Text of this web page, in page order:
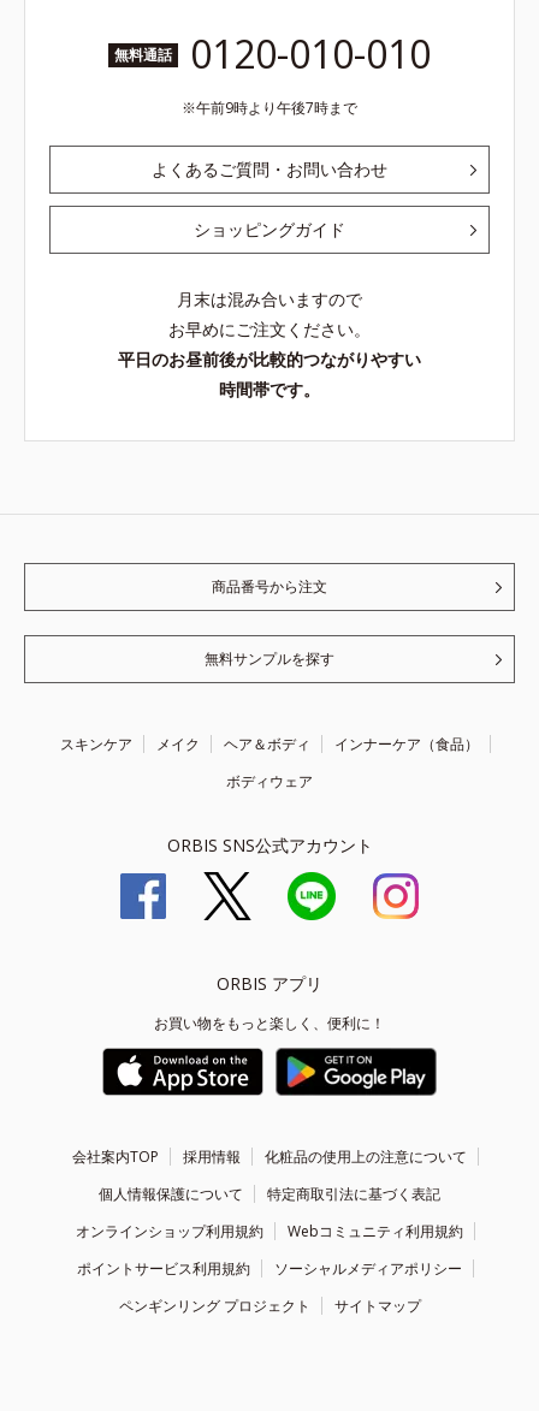
無料通話 0120-010-010
午前9時より午後7時まで
よくあるご質問・お問い合わせ
ショッピングガイド
月末は混み合いますので
お早めにご注文ください。
平日のお昼前後が比較的つながりやすい
時間帯です。
商品番号から注文
無料サンプルを探す
スキンケア メイク ヘア＆ボディ
インナーケア（食品）
ボディウェア
ORBIS SNS公式アカウント
ORBIS アプリ
お買い物をもっと楽しく、便利に！
会社案内TOP 採用情報
化粧品の使用上の注意について
個人情報保護について
特定商取引法に基づく表記
オンラインショップ利用規約
Webコミュニティ利用規約
ポイントサービス利用規約
ソーシャルメディアポリシー
ペンギンリング プロジェクト
サイトマップ